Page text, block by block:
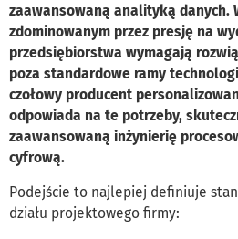
zaawansowaną analityką danych.
zdominowanym przez presję na
przedsiębiorstwa wymagają
poza standardowe ramy
czołowy producent
odpowiada na te potrzeby,
zaawansowaną inżynierię
cyfrową.
Podejście to najlepiej definiuje
działu projektowego firmy: